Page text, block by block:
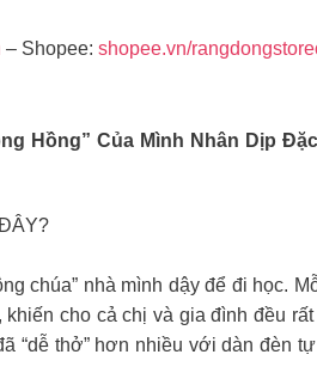
– Shopee:shopee.vn/
Hồng” Của Mình Nhân Dịp
chúa” nhà mình dậy để đi học.
cho cả chị và gia đình đều
“dễ thở” hơn nhiều với dàn đèn